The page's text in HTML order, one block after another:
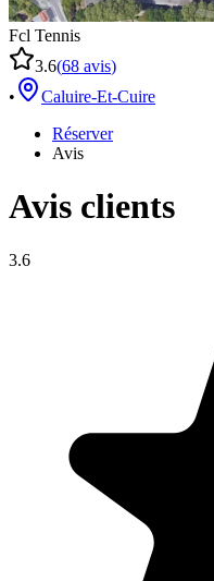
Fcl Tennis
3.6(68 avis)
•
Caluire-Et-Cuire
Réserver
Avis
Avis clients
3.6